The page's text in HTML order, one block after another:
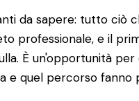
da sapere: tutto ciò
professionale, e il
È un'opportunità
e quel percorso fanno